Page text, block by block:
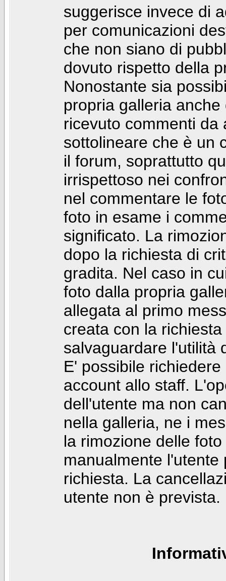
suggerisce invece di
per comunicazioni
che non siano di
dovuto rispetto della
Nonostante sia
propria galleria
ricevuto commenti da
sottolineare che è un
il forum, soprattutto
irrispettoso nei
nel commentare le
foto in esame i
significato. La
dopo la richiesta di
gradita. Nel caso in
foto dalla propria
allegata al primo
creata con la
salvaguardare l'utilità
E' possibile
account allo staff.
dell'utente ma non
nella galleria, ne i
la rimozione delle
manualmente
richiesta. La
utente non è prevista.